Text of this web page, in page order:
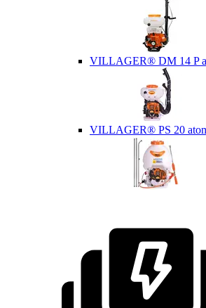
VILLAGER® DM 14 P
VILLAGER® PS 20